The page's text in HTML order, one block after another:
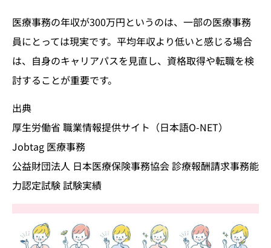
医療事務の年収が300万円というのは、一部の医療事務
員にとっては現実です。平均年収より低いと感じる場合
は、自身のキャリアパスを見直し、資格取得や転職を検
討することが重要です。
出典
厚生労働省 職業情報提供サイト（日本語O-NET）
Jobtag 医療事務
公益財団法人 日本医療保険事務協会 診療報酬請求事務能
力認定試験 試験実績